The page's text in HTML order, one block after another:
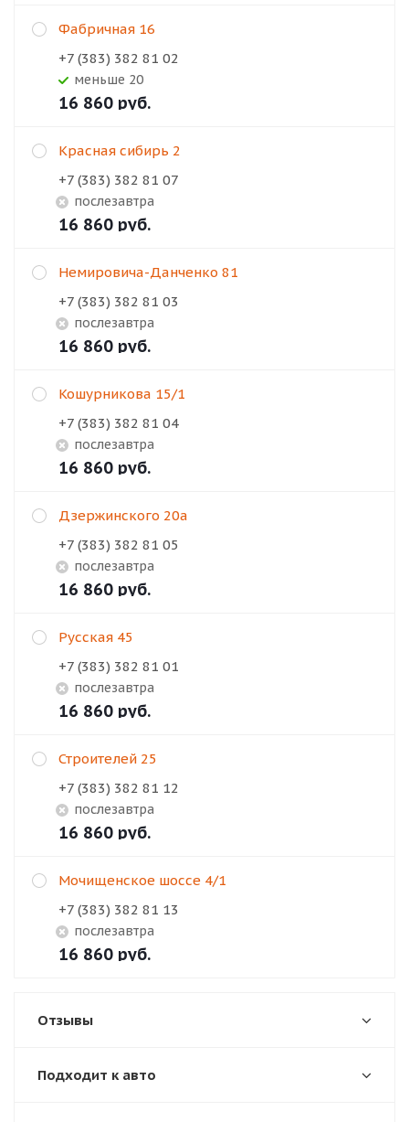
Фабричная 16
+7 (383) 382 81 02
Меньше 20
16 860 руб.
Красная сибирь 2
+7 (383) 382 81 07
Послезавтра
16 860 руб.
Немировича-Данченко 81
+7 (383) 382 81 03
Послезавтра
16 860 руб.
Кошурникова 15/1
+7 (383) 382 81 04
Послезавтра
16 860 руб.
Дзержинского 20а
+7 (383) 382 81 05
Послезавтра
16 860 руб.
Русская 45
+7 (383) 382 81 01
Послезавтра
16 860 руб.
Строителей 25
+7 (383) 382 81 12
Послезавтра
16 860 руб.
Мочищенское шоссе 4/1
+7 (383) 382 81 13
Послезавтра
16 860 руб.
Отзывы
Подходит к авто